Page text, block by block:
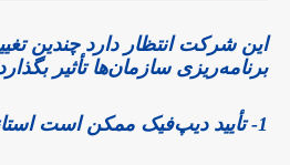
این شرکت انتظار دارد چندین
برنامه‌ریزی سازمان‌ها تأثیر
1- تأیید دیپ‌فیک ممکن است استاندارد شود.